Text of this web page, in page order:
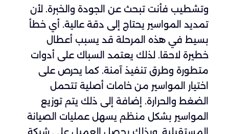
وتشطيب فأنت تبحث عن الجودة والخبرة. لأن
تمديد المواسير يحتاج إلى دقة عالية. أي خطأ
بسيط في هذه المرحلة قد يسبب أعطال
خطيرة لاحقا. لذلك يعتمد السباك على أدوات
متطورة وطرق تنفيذ آمنة. كما يحرص على
اختيار المواسير من خامات أصلية تتحمل
الضغط والحرارة. إضافة إلى ذلك يتم توزيع
المواسير بشكل منظم يسهل عمليات الصيانة